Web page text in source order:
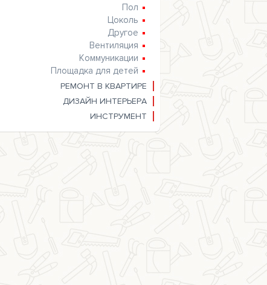
Пол
Цоколь
Другое
Вентиляция
Коммуникации
Площадка для детей
РЕМОНТ В КВАРТИРЕ
ДИЗАЙН ИНТЕРЬЕРА
ИНСТРУМЕНТ